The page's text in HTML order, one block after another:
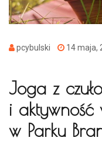
pcybulski 14 maja,
Joga z
i
w Parku